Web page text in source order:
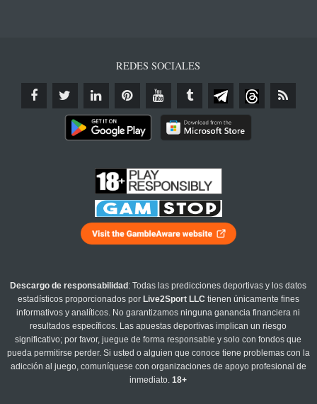
REDES SOCIALES
Descargo de responsabilidad : Todas las predicciones deportivas y los datos
estadísticos proporcionados por Live2Sport LLC tienen únicamente fines
informativos y analíticos. No garantizamos ninguna ganancia financiera ni
resultados específicos. Las apuestas deportivas implican un riesgo
significativo; por favor, juegue de forma responsable y solo con fondos que
pueda permitirse perder. Si usted o alguien que conoce tiene problemas con la
adicción al juego, comuníquese con organizaciones de apoyo profesional de
inmediato.18+